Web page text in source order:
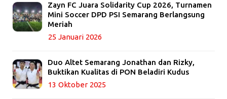
Zayn FC Juara Solidarity Cup 2026, Turnamen
Mini Soccer DPD PSI Semarang Berlangsung
Meriah
25 Januari 2026
Duo Altet Semarang Jonathan dan Rizky,
Buktikan Kualitas di PON Beladiri Kudus
13 Oktober 2025